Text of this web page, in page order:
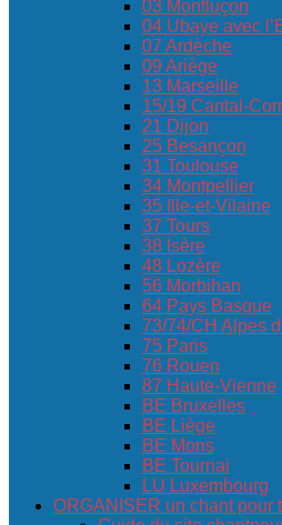
03 Montluçon
04 Ubaye avec
07 Ardèche
09 Ariège
13 Marseille
15/19 Cantal-
21 Dijon
25 Besançon
31 Toulouse
34 Montpellier
35 Ille-et-Vilaine
37 Tours
38 Isère
48 Lozère
56 Morbihan
64 Pays Basque
73/74/CH Alpes
75 Paris
76 Rouen
87 Haute-Vienne
BE Bruxelles
BE Liège
BE Mons
BE Tournai
LU Luxembourg
ORGANISER un chant pour